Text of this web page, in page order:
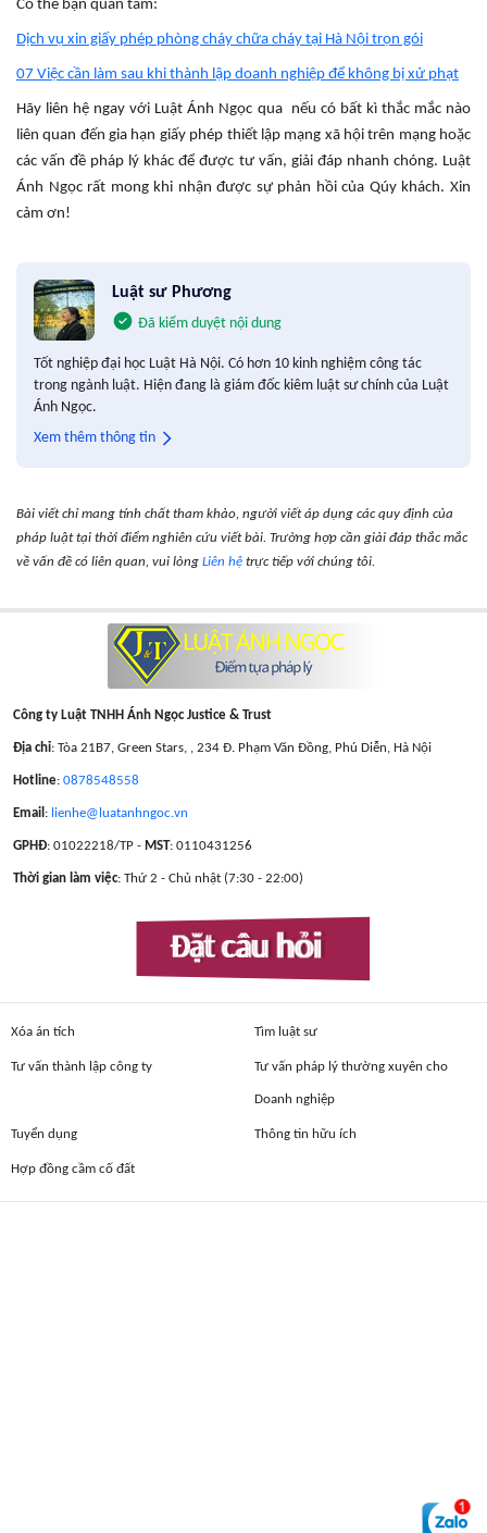
Có thể bạn quan tâm:
Dịch vụ xin giấy phép phòng cháy chữa cháy tại Hà Nội trọn gói
07 Việc cần làm sau khi thành lập doanh nghiệp để không bị xử phạt
Hãy liên hệ ngay với Luật Ánh Ngọc qua nếu có bất kì thắc mắc nào
liên quan đến gia hạn giấy phép thiết lập mạng xã hội trên mạng hoặc
các vấn đề pháp lý khác để được tư vấn, giải đáp nhanh chóng. Luật
Ánh Ngọc rất mong khi nhận được sự phản hồi của Qúy khách. Xin
cảm ơn!
Luật sư Phương
Đã kiểm duyệt nội dung
Tốt nghiệp đại học Luật Hà Nội. Có hơn 10 kinh nghiệm công tác
trong ngành luật. Hiện đang là giám đốc kiêm luật sư chính của Luật
Ánh Ngọc.
Xem thêm thông tin
Bài viết chỉ mang tính chất tham khảo, người viết áp dụng các quy định của
pháp luật tại thời điểm nghiên cứu viết bài. Trường hợp cần giải đáp thắc mắc
về vấn đề có liên quan, vui lòng Liên hệ trực tiếp với chúng tôi.
Công ty Luật TNHH Ánh Ngọc Justice & Trust
Địa chỉ: Tòa 21B7, Green Stars, , 234 Đ. Phạm Văn Đồng, Phú Diễn, Hà Nội
Hotline: 0878548558
Email : lienhe@luatanhngoc.vn
GPHĐ: 01022218/TP - MST: 0110431256
Thời gian làm việc: Thứ 2 - Chủ nhật (7:30 - 22:00)
Đặt câu hỏi
Xóa án tích Tìm luật sư
Tư vấn thành lập công ty Tư vấn pháp lý thường xuyên cho
Doanh nghiệp
Tuyển dụng Thông tin hữu ích
Hợp đồng cầm cố đất